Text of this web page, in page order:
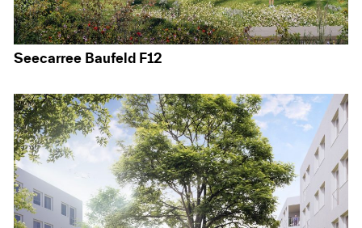
Seecarree Baufeld F12